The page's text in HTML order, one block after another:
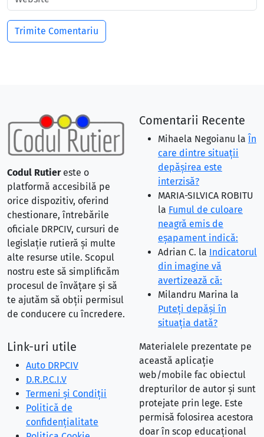
Codul Rutiereste o
platformă accesibilă pe
orice dispozitiv, oferind
chestionare, întrebările
oficiale DRPCIV, cursuri de
legislație rutieră și multe
alte resurse utile. Scopul
nostru este să simplificăm
procesul de învățare și să
te ajutăm să obții permisul
de conducere cu încredere.
Comentarii Recente
Mihaela Negoianu la În
care dintre situaţii
depăşirea este
interzisă?
MARIA-SILVICA ROBITU
la Fumul de culoare
neagră emis de
eşapament indică:
Adrian C. la Indicatorul
din imagine vă
avertizează că:
Milandru Marina la
Puteţi depăşi în
situaţia dată?
Link-uri utile
Auto DRPCIV
D.R.P.C.I.V
Termeni și Condiții
Politică de
confidențialitate
Materialele prezentate pe
această aplicație
web/mobile fac obiectul
drepturilor de autor și sunt
protejate prin lege. Este
permisă folosirea acestora
doar în scop educațional